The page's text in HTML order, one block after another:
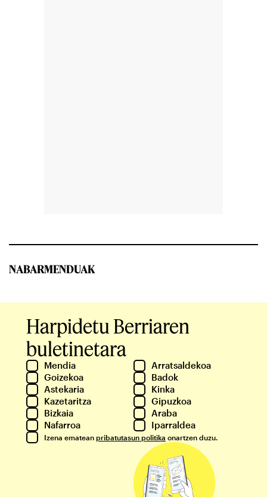
NABARMENDUAK
Harpidetu Berriaren
buletinetara
Mendia
Arratsaldekoa
Goizekoa
Badok
Astekaria
Kinka
Kazetaritza
Gipuzkoa
Bizkaia
Araba
Nafarroa
Iparraldea
Izena ematean pribatutasun politika onartzen duzu.